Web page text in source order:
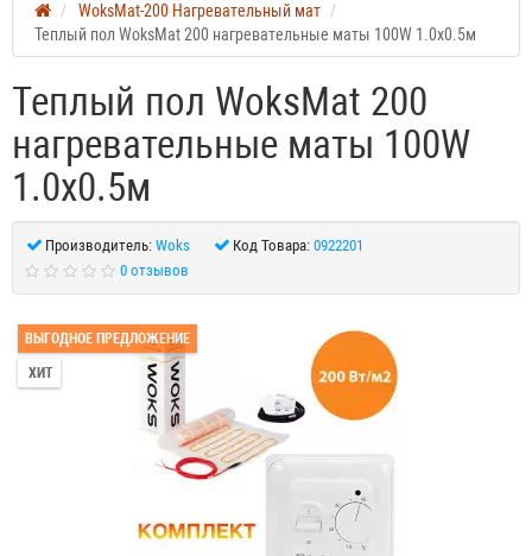
WoksMat-200 Нагревательный мат
Теплый пол WoksMat 200 нагревательные маты 100W 1.0x0.5м
Теплый пол WoksMat 200
нагревательные маты 100W
1.0x0.5м
Производитель: Woks Код Товара: 0922201
0 отзывов
ВЫГОДНОЕ ПРЕДЛОЖЕНИЕ
ХИТ